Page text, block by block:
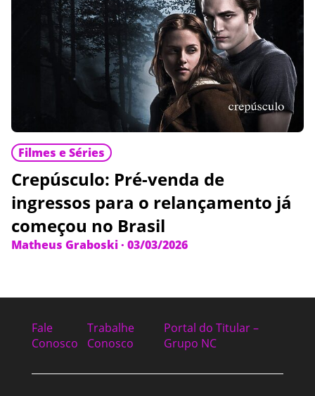
Filmes e Séries
Crepúsculo: Pré-venda de
ingressos para o relançamento já
começou no Brasil
Matheus Graboski· 03/03/2026
Fale
Conosco
Trabalhe
Conosco
Portal do Titular –
Grupo NC